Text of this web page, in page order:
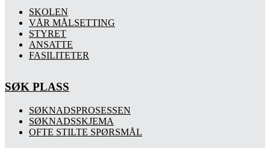
SKOLEN
VÅR MÅLSETTING
STYRET
ANSATTE
FASILITETER
SØK PLASS
SØKNADSPROSESSEN
SØKNADSSKJEMA
OFTE STILTE SPØRSMÅL